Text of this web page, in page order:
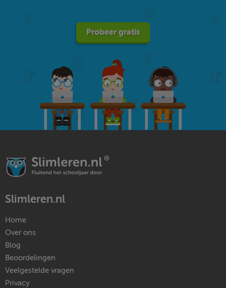
Probeer gratis
Slimleren.nl
Home
Over ons
Blog
Beoordelingen
Veelgestelde vragen
Privacy